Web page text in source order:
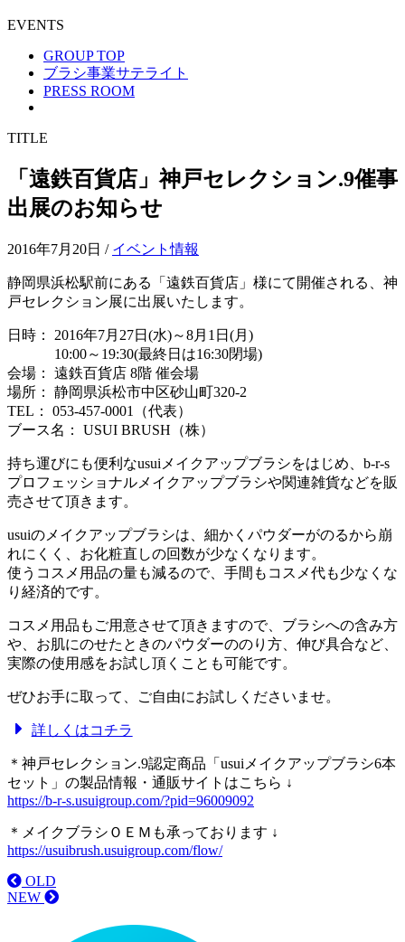
EVENTS
GROUP TOP
ブラシ事業サテライト
PRESS ROOM
TITLE
「遠鉄百貨店」神戸セレクション.9催事
出展のお知らせ
2016年7月20日 / イベント情報
静岡県浜松駅前にある「遠鉄百貨店」様にて開催される、神
戸セレクション展に出展いたします。
日時： 2016年7月27日(水)～8月1日(月)
10:00～19:30(最終日は16:30閉場)
会場： 遠鉄百貨店 8階 催会場
場所： 静岡県浜松市中区砂山町320-2
TEL： 053-457-0001（代表）
ブース名： USUI BRUSH（株）
持ち運びにも便利なusuiメイクアップブラシをはじめ、b-r-s
プロフェッショナルメイクアップブラシや関連雑貨などを販
売させて頂きます。
usuiのメイクアップブラシは、細かくパウダーがのるから崩
れにくく、お化粧直しの回数が少なくなります。
使うコスメ用品の量も減るので、手間もコスメ代も少なくな
り経済的です。
コスメ用品もご用意させて頂きますので、ブラシへの含み方
や、お肌にのせたときのパウダーののり方、伸び具合など、
実際の使用感をお試し頂くことも可能です。
ぜひお手に取って、ご自由にお試しくださいませ。
詳しくはコチラ
＊神戸セレクション.9認定商品「usuiメイクアップブラシ6本
セット」の製品情報・通販サイトはこちら ↓
https://b-r-s.usuigroup.com/?pid=96009092
＊メイクブラシＯＥＭも承っております ↓
https://usuibrush.usuigroup.com/flow/
OLD
NEW